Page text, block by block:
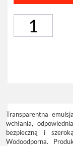
Transparentna
wchłania,
bezpieczną i
Wodoodporna.